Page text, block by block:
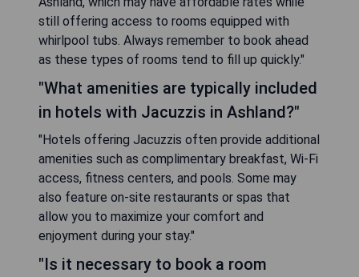
still offering access to rooms equipped with
whirlpool tubs. Always remember to book ahead
as these types of rooms tend to fill up quickly."
"What amenities are typically included
in hotels with Jacuzzis in Ashland?"
"Hotels offering Jacuzzis often provide additional
amenities such as complimentary breakfast, Wi-Fi
access, fitness centers, and pools. Some may
also feature on-site restaurants or spas that
allow you to maximize your comfort and
enjoyment during your stay."
"Is it necessary to book a room